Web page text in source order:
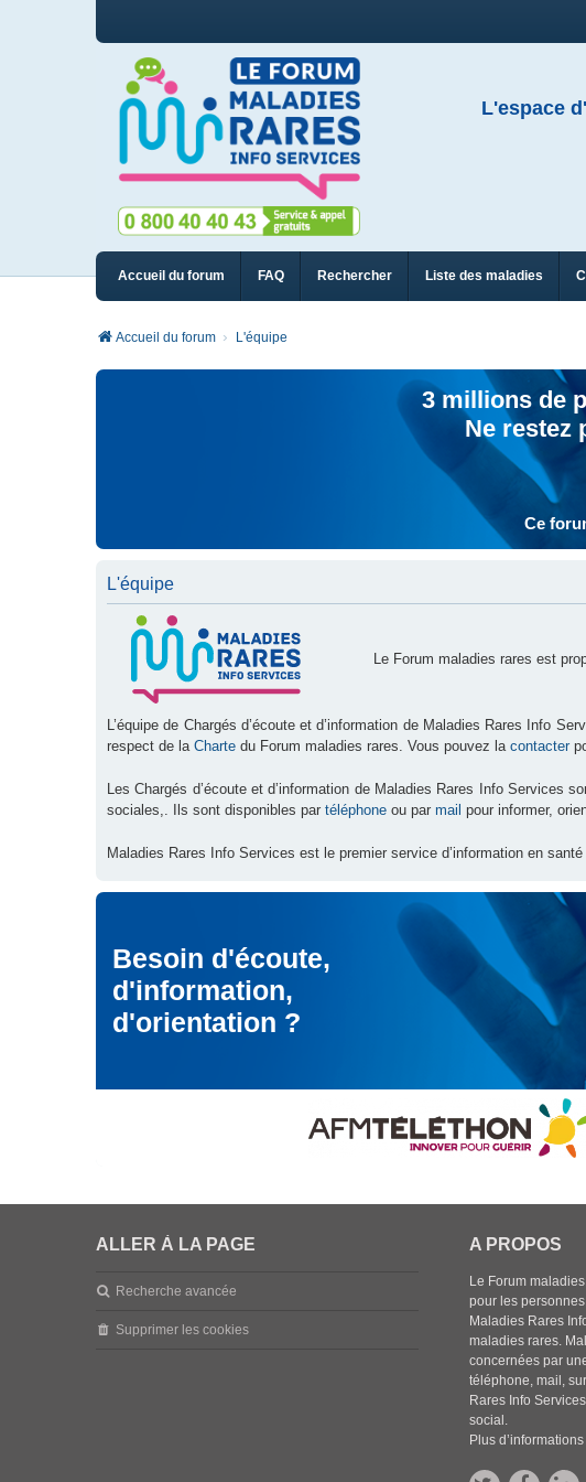
L'espace
Accueil du forum FAQ Rechercher Liste des maladies
Accueil du forum L'équipe
3 millions de
Ne restez
Ce
L'équipe
Le Forum maladies rares est
L’équipe de Chargés d’écoute et d’information de Maladies Rares Info
respect de la Charte du Forum maladies rares. Vous pouvez la contacter
Les Chargés d’écoute et d’information de Maladies Rares Info Services
sociales,. Ils sont disponibles par téléphone ou par mail pour informer,
Maladies Rares Info Services est le premier service d’information en
Besoin d'écoute,
d'information,
d'orientation ?
ALLER À LA PAGE
Recherche avancée
Supprimer les cookies
A PROPOS
Le Forum
pour les
Maladies Rares
maladies rares.
concernées par
téléphone, mail,
Rares Info
social.
Plus